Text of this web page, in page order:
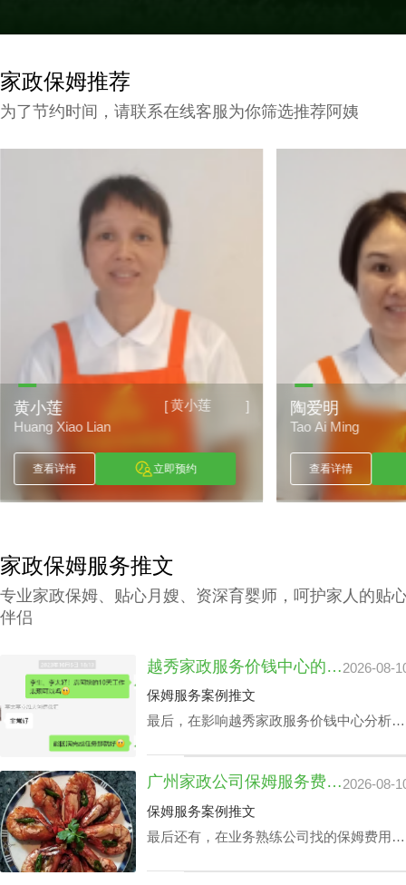
家政保姆推荐
为了节约时间，请联系在线客服为你筛选推荐阿姨
黄小莲
即预约
陶爱明 ]
陶爱明
查看详情 立即预约
家政保姆服务推文
专业家政保姆、贴心月嫂、资深育婴师，呵护家人的贴
伴侣
越秀家政服务价钱中心的玄机：解析雇主要求和公司声誉2026-08-
保姆服务案例推文
最后，在影响越秀家政服务价钱中心分析要
主匹配的保姆对照而言别人介绍的保姆服务
经验和安全性有更高保障，越秀家政服务价
钱中心自然越高。
广州家政公司保姆服务费用：工作时间延长加价吗？2026-08-
保姆服务案例推文
最后还有，在业务熟练公司找的保姆费用比